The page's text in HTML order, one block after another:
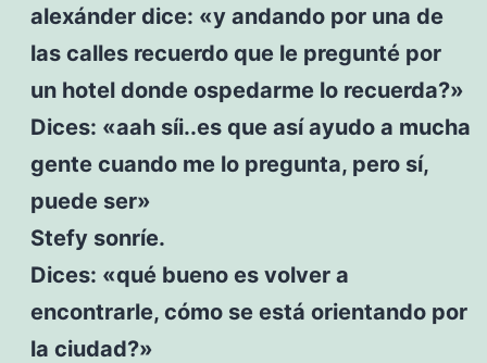
alexánder dice: «y andando por una de
las calles recuerdo que le pregunté por
un hotel donde ospedarme lo recuerda?»
Dices: «aah síi..es que así ayudo a mucha
gente cuando me lo pregunta, pero sí,
puede ser»
Stefy sonríe.
Dices: «qué bueno es volver a
encontrarle, cómo se está orientando por
la ciudad?»